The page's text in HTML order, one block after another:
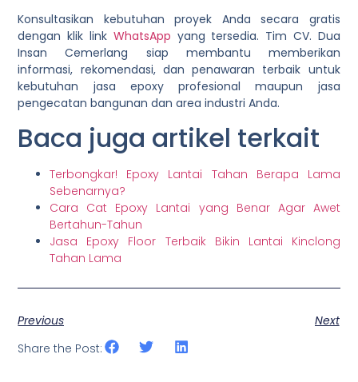
Konsultasikan kebutuhan proyek Anda secara gratis
dengan klik link WhatsApp yang tersedia. Tim CV. Dua
Insan Cemerlang siap membantu memberikan
informasi, rekomendasi, dan penawaran terbaik untuk
kebutuhan jasa epoxy profesional maupun jasa
pengecatan bangunan dan area industri Anda.
Baca juga artikel terkait
Terbongkar! Epoxy Lantai Tahan Berapa Lama
Sebenarnya?
Cara Cat Epoxy Lantai yang Benar Agar Awet
Bertahun-Tahun
Jasa Epoxy Floor Terbaik Bikin Lantai Kinclong
Tahan Lama
Previous
Next
Share the Post: